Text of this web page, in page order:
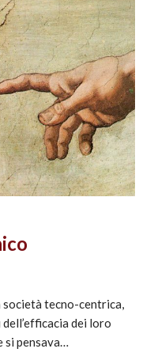
tecno-centrica,
dei loro
pensava…